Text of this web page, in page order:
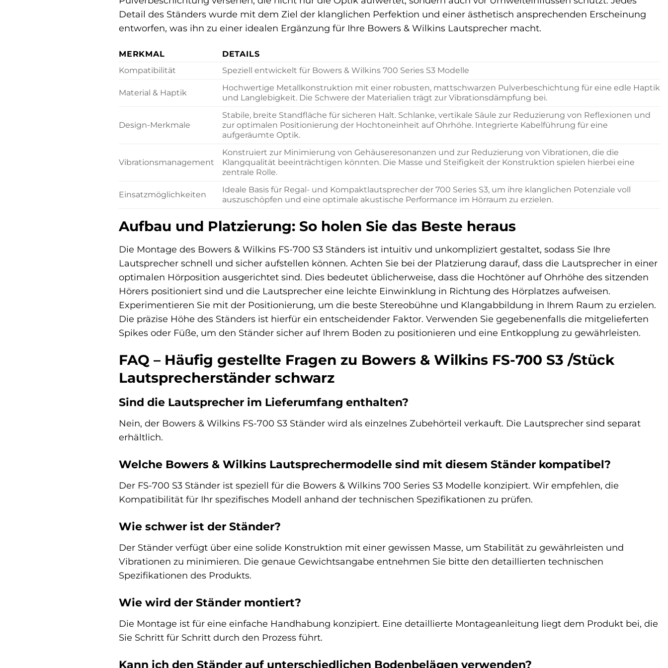
Detail des Ständers wurde mit dem Ziel der klanglichen Perfektion und einer ästhetisch ansprechenden Erscheinung
entworfen, was ihn zu einer idealen Ergänzung für Ihre Bowers & Wilkins Lautsprecher macht.
MERKMAL
DETAILS
Kompatibilität
Speziell entwickelt für Bowers & Wilkins 700 Series S3 Modelle
Material & Haptik
Hochwertige Metallkonstruktion mit einer robusten, mattschwarzen Pulverbeschichtung für eine edle Haptik
und Langlebigkeit. Die Schwere der Materialien trägt zur Vibrationsdämpfung bei.
Design-Merkmale
Stabile, breite Standfläche für sicheren Halt. Schlanke, vertikale Säule zur Reduzierung von Reflexionen und
zur optimalen Positionierung der Hochtoneinheit auf Ohrhöhe. Integrierte Kabelführung für eine
aufgeräumte Optik.
Vibrationsmanagement
Konstruiert zur Minimierung von Gehäuseresonanzen und zur Reduzierung von Vibrationen, die die
Klangqualität beeinträchtigen könnten. Die Masse und Steifigkeit der Konstruktion spielen hierbei eine
zentrale Rolle.
Einsatzmöglichkeiten
Ideale Basis für Regal- und Kompaktlautsprecher der 700 Series S3, um ihre klanglichen Potenziale voll
auszuschöpfen und eine optimale akustische Performance im Hörraum zu erzielen.
Aufbau und Platzierung: So holen Sie das Beste heraus
Die Montage des Bowers & Wilkins FS-700 S3 Ständers ist intuitiv und unkompliziert gestaltet, sodass Sie Ihre
Lautsprecher schnell und sicher aufstellen können. Achten Sie bei der Platzierung darauf, dass die Lautsprecher in einer
optimalen Hörposition ausgerichtet sind. Dies bedeutet üblicherweise, dass die Hochtöner auf Ohrhöhe des sitzenden
Hörers positioniert sind und die Lautsprecher eine leichte Einwinklung in Richtung des Hörplatzes aufweisen.
Experimentieren Sie mit der Positionierung, um die beste Stereobühne und Klangabbildung in Ihrem Raum zu erzielen.
Die präzise Höhe des Ständers ist hierfür ein entscheidender Faktor. Verwenden Sie gegebenenfalls die mitgelieferten
Spikes oder Füße, um den Ständer sicher auf Ihrem Boden zu positionieren und eine Entkopplung zu gewährleisten.
FAQ – Häufig gestellte Fragen zu Bowers & Wilkins FS-700 S3 /Stück
Lautsprecherständer schwarz
Sind die Lautsprecher im Lieferumfang enthalten?
Nein, der Bowers & Wilkins FS-700 S3 Ständer wird als einzelnes Zubehörteil verkauft. Die Lautsprecher sind separat
erhältlich.
Welche Bowers & Wilkins Lautsprechermodelle sind mit diesem Ständer kompatibel?
Der FS-700 S3 Ständer ist speziell für die Bowers & Wilkins 700 Series S3 Modelle konzipiert. Wir empfehlen, die
Kompatibilität für Ihr spezifisches Modell anhand der technischen Spezifikationen zu prüfen.
Wie schwer ist der Ständer?
Der Ständer verfügt über eine solide Konstruktion mit einer gewissen Masse, um Stabilität zu gewährleisten und
Vibrationen zu minimieren. Die genaue Gewichtsangabe entnehmen Sie bitte den detaillierten technischen
Spezifikationen des Produkts.
Wie wird der Ständer montiert?
Die Montage ist für eine einfache Handhabung konzipiert. Eine detaillierte Montageanleitung liegt dem Produkt bei, die
Sie Schritt für Schritt durch den Prozess führt.
Kann ich den Ständer auf unterschiedlichen Bodenbelägen verwenden?